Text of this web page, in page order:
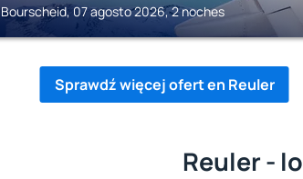
Bourscheid, 07 agosto 2026, 2 noches
Sprawdź więcej ofert en Reuler
Reuler -